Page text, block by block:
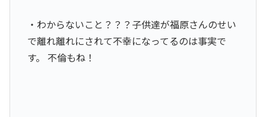
・わからないこと？？？子供達が福原さんのせい
で離れ離れにされて不幸になってるのは事実で
す。 不倫もね！